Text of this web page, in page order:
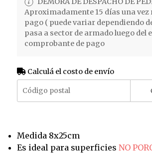
Aproximadamente 15 días una vez
pago ( puede variar dependiendo
pasa a sector de armado luego del
comprobante de pago
Calculá el costo de envío
Medida 8x25cm
Es ideal para superficies NO